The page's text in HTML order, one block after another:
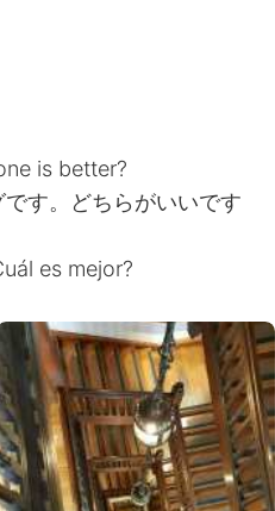
is better?
す。どちらがいいです
es mejor?